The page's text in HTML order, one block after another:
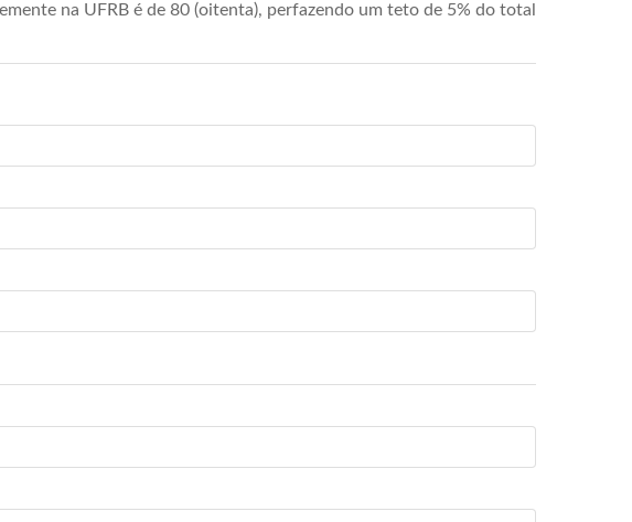
na UFRB é de 80 (oitenta), perfazendo um teto de 5% do total